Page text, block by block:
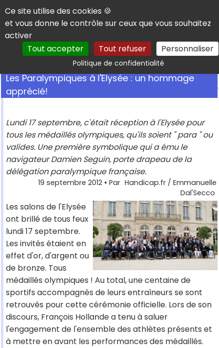
Panneau de gestion des cookies
Ce site utilise des cookies 🍪
et vous donne le contrôle sur ceux que vous souhaitez
activer
Tout accepter
Tout refuser Personnaliser
Politique de confidentialitéRechercher
Les Paralympiques à l'Elysée : un hommage
apprécié!
Lundi 17 septembre, c'était réception à l'Elysée pour
tous les médaillés olympiques, qu'ils soient " para " ou
valides. Une première symbolique qui a ému le
navigateur Damien Seguin, porte drapeau de la
délégation paralympique française.
19 septembre 2012• Par Handicap.fr / Emmanuelle
Dal'Secco
Les salons de l'Elysée
ont brillé de tous feux
lundi 17 septembre.
Les invités étaient en
effet d'or, d'argent ou
de bronze. Tous
médaillés olympiques ! Au total, une centaine de
sportifs accompagnés de leurs entraîneurs se sont
retrouvés pour cette cérémonie officielle. Lors de son
discours, François Hollande a tenu à saluer
l'engagement de l'ensemble des athlètes présents et
à mettre en avant les performances des médaillés.